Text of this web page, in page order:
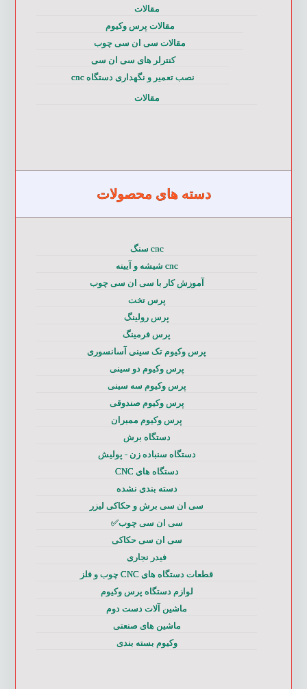
مقالات
مقالات پرس وکیوم
مقالات سی ان سی چوب
کنترلر های سی ان سی
نصب تعمیر و نگهداری دستگاه cnc
مقالات
دسته های محصولات
cnc سنگ
cnc شیشه و آیینه
آموزش کار با سی ان سی چوب
پرس تخت
پرس رولینگ
پرس فرمینگ
پرس وکیوم تک سینی آسانسوری
پرس وکیوم دو سینی
پرس وکیوم سه سینی
پرس وکیوم صندوقی
پرس وکیوم ممبران
دستگاه برش
دستگاه سنباده زن - پولیش
دستگاه های CNC
دسته بندی نشده
سی ان سی برش و حکاکی لیزر
سی ان سی چوب✅
سی ان سی حکاکی
فیدر نجاری
قطعات دستگاه های CNC چوب و فلز
لوازم دستگاه پرس وکیوم
ماشین آلات دست دوم
ماشین های صنعتی
وکیوم بسته بندی